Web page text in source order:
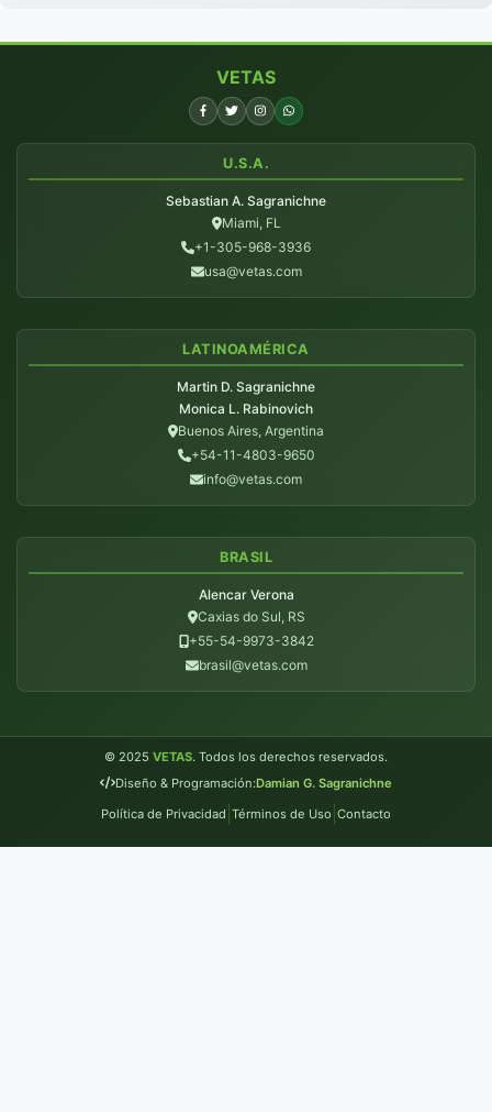
VETAS
U.S.A.
Sebastian A. Sagranichne
Miami, FL
+1-305-968-3936
usa@vetas.com
LATINOAMÉRICA
Martin D. Sagranichne
Monica L. Rabinovich
Buenos Aires, Argentina
+54-11-4803-9650
info@vetas.com
BRASIL
Alencar Verona
Caxias do Sul, RS
+55-54-9973-3842
brasil@vetas.com
© 2025 VETAS. Todos los derechos reservados.
Diseño & Programación:Damian G. Sagranichne
Política de Privacidad Términos de Uso Contacto